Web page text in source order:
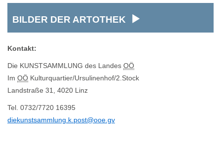
BILDER DER ARTOTHEK
Kontakt:
Die KUNSTSAMMLUNG des Landes OÖ
Im OÖ Kulturquartier/Ursulinenhof/2.Stock
Landstraße 31, 4020 Linz
Tel. 0732/7720 16395
diekunstsammlung.k.post@ooe.gv